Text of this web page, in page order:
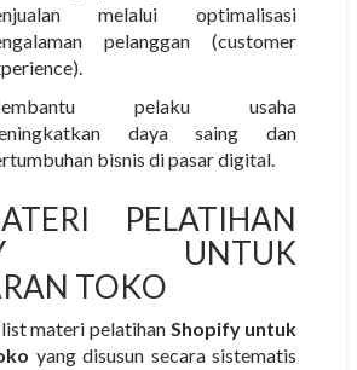
melalui optimalisasi
pelanggan (customer
pelaku usaha
daya saing dan
bisnis di pasar digital.
PELATIHAN
UNTUK
TOKO
materi pelatihan Shopify untuk
yang disusun secara sistematis